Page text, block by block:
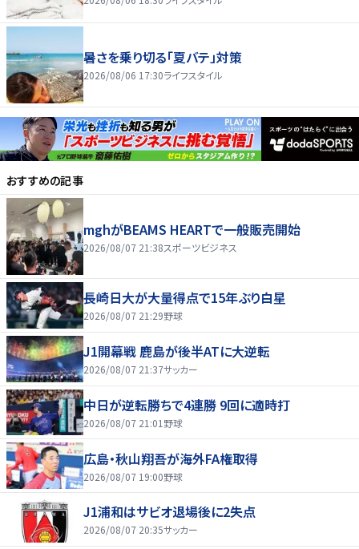
暑さを乗り切る「夏バテ」対策
2026/08/06 17:30ライフスタイル
おすすめの記事
mghがBEAMS HEARTで一般販売開始
2026/08/07 21:38スポーツビジネス
長崎日大が大量得点で15年ぶり白星
2026/08/07 21:29野球
J1開幕戦 鹿島が後半ATに大逆転
2026/08/07 21:37サッカー
中日が逆転勝ちで4連勝 9回に適時打
2026/08/07 21:01 野球
広島・秋山翔吾が海外FA権取得
2026/08/07 19:00野球
J1浦和はサビオ退場後に2失点
2026/08/07 20:35サッカー